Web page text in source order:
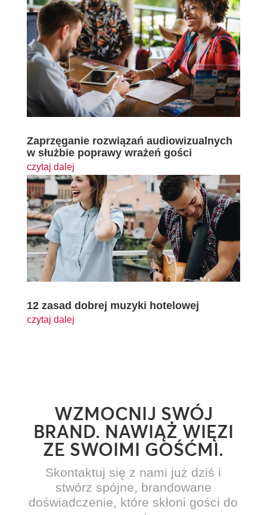
Zaprzęganie rozwiązań audiowizualnych
w służbie poprawy wrażeń gości
czytaj dalej
12 zasad dobrej muzyki hotelowej
czytaj dalej
WZMOCNIJ SWÓJ
BRAND. NAWIĄŻ WIĘZI
ZE SWOIMI GOŚĆMI.
Skontaktuj się z nami już dziś i
stwórz spójne, brandowane
doświadczenie, które skłoni gości do